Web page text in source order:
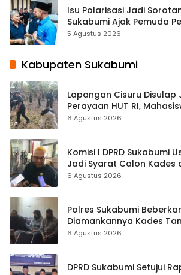
Isu Polarisasi Jadi
Sukabumi Ajak Pemuda
Kebangsaan
5 Agustus 2026
Kabupaten Sukabumi
Lapangan Cisuru Disulap
Perayaan HUT RI,
Warga Satukan Tenaga
6 Agustus 2026
Komisi I DPRD Sukabumi
Jadi Syarat Calon Kades
6 Agustus 2026
Polres Sukabumi
Diamankannya Kades
Kasus Sabu
6 Agustus 2026
DPRD Sukabumi Setujui